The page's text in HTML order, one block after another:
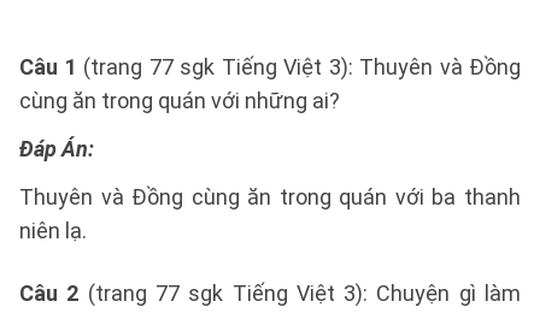
Câu 1 (trang 77 sgk Tiếng Việt 3): Thuyên và Đồng
cùng ăn trong quán với những ai?
Đáp Án:
Thuyên và Đồng cùng ăn trong quán với ba thanh
niên lạ.
Câu 2 (trang 77 sgk Tiếng Việt 3): Chuyện gì làm